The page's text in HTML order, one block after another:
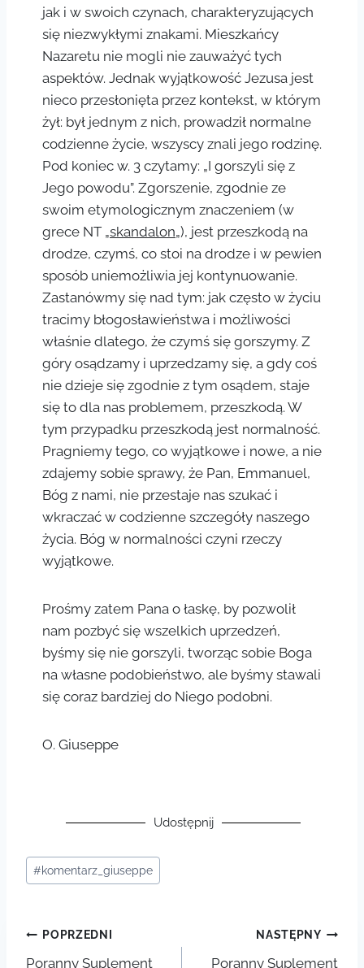
jak i w swoich czynach, charakteryzujących
się niezwykłymi znakami. Mieszkańcy
Nazaretu nie mogli nie zauważyć tych
aspektów. Jednak wyjątkowość Jezusa jest
nieco przesłonięta przez kontekst, w którym
żył: był jednym z nich, prowadził normalne
codzienne życie, wszyscy znali jego rodzinę.
Pod koniec w. 3 czytamy: „I gorszyli się z
Jego powodu”. Zgorszenie, zgodnie ze
swoim etymologicznym znaczeniem (w
grece NT „skandalon„), jest przeszkodą na
drodze, czymś, co stoi na drodze i w pewien
sposób uniemożliwia jej kontynuowanie.
Zastanówmy się nad tym: jak często w życiu
tracimy błogosławieństwa i możliwości
właśnie dlatego, że czymś się gorszymy. Z
góry osądzamy i uprzedzamy się, a gdy coś
nie dzieje się zgodnie z tym osądem, staje
się to dla nas problemem, przeszkodą. W
tym przypadku przeszkodą jest normalność.
Pragniemy tego, co wyjątkowe i nowe, a nie
zdajemy sobie sprawy, że Pan, Emmanuel,
Bóg z nami, nie przestaje nas szukać i
wkraczać w codzienne szczegóły naszego
życia. Bóg w normalności czyni rzeczy
wyjątkowe.
Prośmy zatem Pana o łaskę, by pozwolił
nam pozbyć się wszelkich uprzedzeń,
byśmy się nie gorszyli, tworząc sobie Boga
na własne podobieństwo, ale byśmy stawali
się coraz bardziej do Niego podobni.
O. Giuseppe
Udostępnij
#komentarz_giuseppe
POPRZEDNI
Poranny Suplement
NASTĘPNY
Poranny Suplement